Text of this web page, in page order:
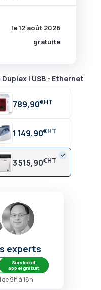
le 12 août 2026
gratuite
Duplex | USB - Ethernet
789,90€
1 149,90€
3 515,90€
experts
Service et
appel gratuit
9h à 18h